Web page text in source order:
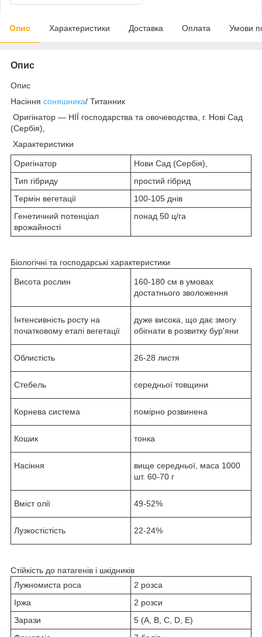
Опис Характеристики Доставка Оплата Умови
Опис
Опис
Насіння соняшника/ Титанник
Оригінатор — НІЇ господарства та овочеводства, г. Нові Сад
(Сербія),
Характеристики
Оригінатор
Нови Сад (Сербія),
Тип гібриду
простий гібрид
Термін вегетації
100-105 днів
Генетичний потенціал
врожайності
понад 50 ц/га
Біологічні та господарські характеристики
Висота рослин
160-180 см в умовах
достатнього зволоження
Інтенсивність росту на
початковому етапі вегетації
дуже висока, що дає змогу
обігнати в розвитку бур'яни
Облистість 26-28 листя
Стебель середньої товщини
Корнева система помірно розвинена
Кошик тонка
Насіння
вище середньої, маса 1000
шт. 60‑70 г
Вміст олії 49-52%
Лузкостістість 22-24%
Стійкість до патагенів і шкідників
Лужномиста роса
2 розса
Іржа
2 розси
Зарази
5 (A, B, C, D, E)